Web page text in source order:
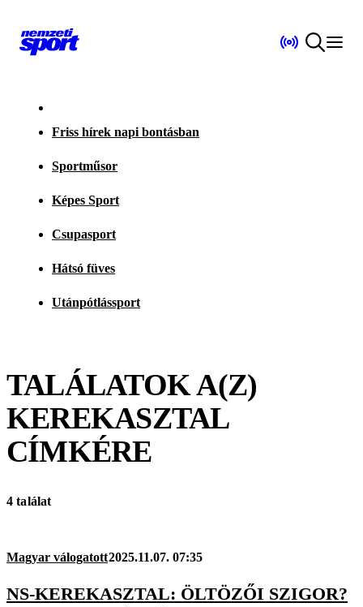
Friss hírek napi bontásban
Sportműsor
Képes Sport
Csupasport
Hátsó füves
Utánpótlássport
TALÁLATOK A(Z)
KEREKASZTAL
CÍMKÉRE
4 találat
Magyar válogatott2025.11.07. 07:35
NS-KEREKASZTAL: ÖLTÖZŐI SZIGOR?